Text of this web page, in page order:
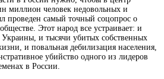
миллион человек недовольных и
проведен самый точный соцопрос о
Этот народ все устраивает: и
Украины, и тысячи убитых собственных
и повальная дебилизация населения,
убийство одного из лидеров
в России.